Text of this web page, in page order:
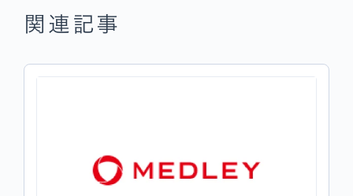
関連記事